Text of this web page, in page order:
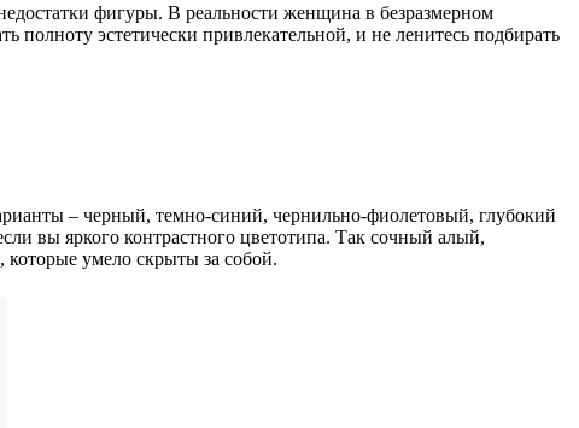
фигуры. В реальности женщина в безразмерном
эстетически привлекательной, и не ленитесь подбирать
– черный, темно-синий, чернильно-фиолетовый, глубокий
вы яркого контрастного цветотипа. Так сочный алый,
которые умело скрыты за собой.